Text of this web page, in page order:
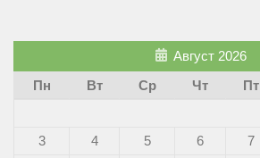
Август 2026
Пн
Вт Ср Чт Пт
3
4 5 6 7